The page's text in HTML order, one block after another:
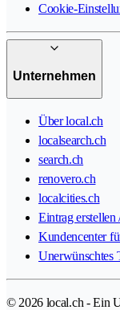
Cookie-
Unternehmen
Über local.ch
localsearch.ch
search.ch
renovero.ch
localcities.ch
Eintrag erstellen
Kundencenter
Unerwünschtes
© 2026 local.ch - Ein